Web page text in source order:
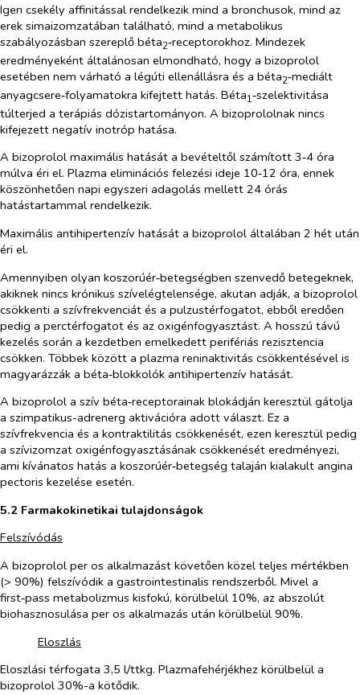
Igen csekély affinitással rendelkezik mind a bronchusok, mind az
erek simaizomzatában található, mind a metabolikus
szabályozásban szereplő béta2‑receptorokhoz. Mindezek
eredményeként általánosan elmondható, hogy a bizoprolol
esetében nem várható a légúti ellenállásra és a béta2‑mediált
anyagcsere‑folyamatokra kifejtett hatás. Béta1‑szelektivitása
túlterjed a terápiás dózistartományon. A bizoprololnak nincs
kifejezett negatív inotróp hatása.
A bizoprolol maximális hatását a bevételtől számított 3‑4 óra
múlva éri el. Plazma eliminációs felezési ideje 10‑12 óra, ennek
köszönhetően napi egyszeri adagolás mellett 24 órás
hatástartammal rendelkezik.
Maximális antihipertenzív hatását a bizoprolol általában 2 hét után
éri el.
Amennyiben olyan koszorúér‑betegségben szenvedő betegeknek,
akiknek nincs krónikus szívelégtelensége, akutan adják, a bizoprolol
csökkenti a szívfrekvenciát és a pulzustérfogatot, ebből eredően
pedig a perctérfogatot és az oxigénfogyasztást. A hosszú távú
kezelés során a kezdetben emelkedett perifériás rezisztencia
csökken. Többek között a plazma reninaktivitás csökkentésével is
magyarázzák a béta‑blokkolók antihipertenzív hatását.
A bizoprolol a szív béta‑receptorainak blokádján keresztül gátolja
a szimpatikus-adrenerg aktivációra adott választ. Ez a
szívfrekvencia és a kontraktilitás csökkenését, ezen keresztül pedig
a szívizomzat oxigénfogyasztásának csökkenését eredményezi,
ami kívánatos hatás a koszorúér‑betegség talaján kialakult angina
pectoris kezelése esetén.
5.2 Farmakokinetikai tulajdonságok
Felszívódás
A bizoprolol per os alkalmazást követően közel teljes mértékben
(> 90%) felszívódik a gastrointestinalis rendszerből. Mivel a
first‑pass metabolizmus kisfokú, körülbelül 10%, az abszolút
biohasznosulása per os alkalmazás után körülbelül 90%.
Eloszlás
Eloszlási térfogata 3,5 l/ttkg. Plazmafehérjékhez körülbelül a
bizoprolol 30%-a kötődik.